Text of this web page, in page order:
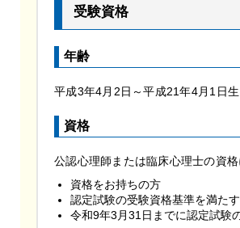
受験資格
年齢
平成3年4月2日～平成21年4月1日
資格
公認心理師または臨床心理士の資
資格をお持ちの方
認定試験の受験資格基準を満た
令和9年3月31日までに認定試験